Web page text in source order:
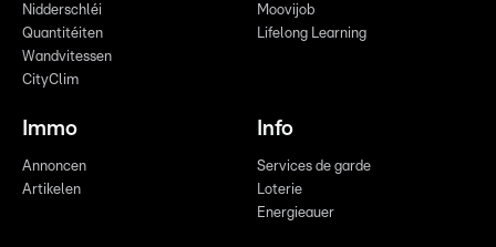
Nidderschléi
Quantitéiten
Wandvitessen
CityClim
Moovijob
Lifelong Learning
Immo
Annoncen
Artikelen
Info
Services de garde
Loterie
Energieauer